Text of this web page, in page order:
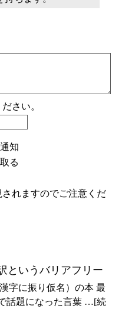
さい。
知
る
れますのでご注意くだ
というバリアフリー
字に振り仮名）の本 最
話題になった言葉 …[続